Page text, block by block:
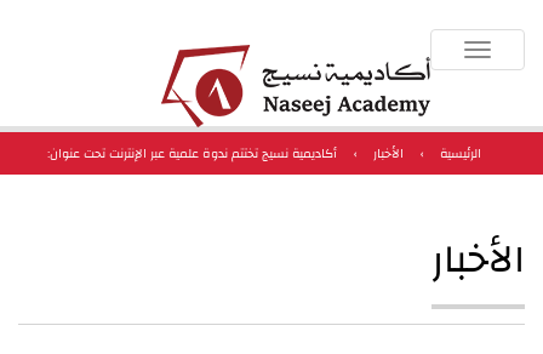
Toggle
navigation
الرئيسية › الأخبار ›
أكاديمية نسيج تختتم ندوة علمية عبر الإنترنت تحت عنوان:
الأخبار